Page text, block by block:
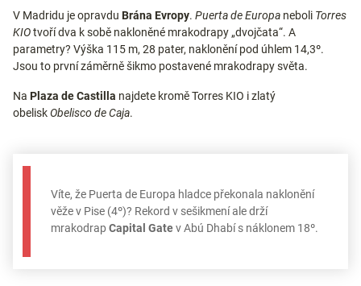
V Madridu je opravdu Brána Evropy. Puerta de Europa neboli Torres
KIOtvoří dva k sobě nakloněné mrakodrapy „dvojčata“. A
parametry? Výška 115 m, 28 pater, naklonění pod úhlem 14,3º.
Jsou to první záměrně šikmo postavené mrakodrapy světa.
Na Plaza de Castilla najdete kromě Torres KIO i zlatý
obeliskObelisco de Caja.
Víte, že Puerta de Europa hladce překonala naklonění
věže v Pise (4º)? Rekord v sešikmení ale drží
mrakodrap Capital Gatev Abú Dhabí s náklonem 18º.